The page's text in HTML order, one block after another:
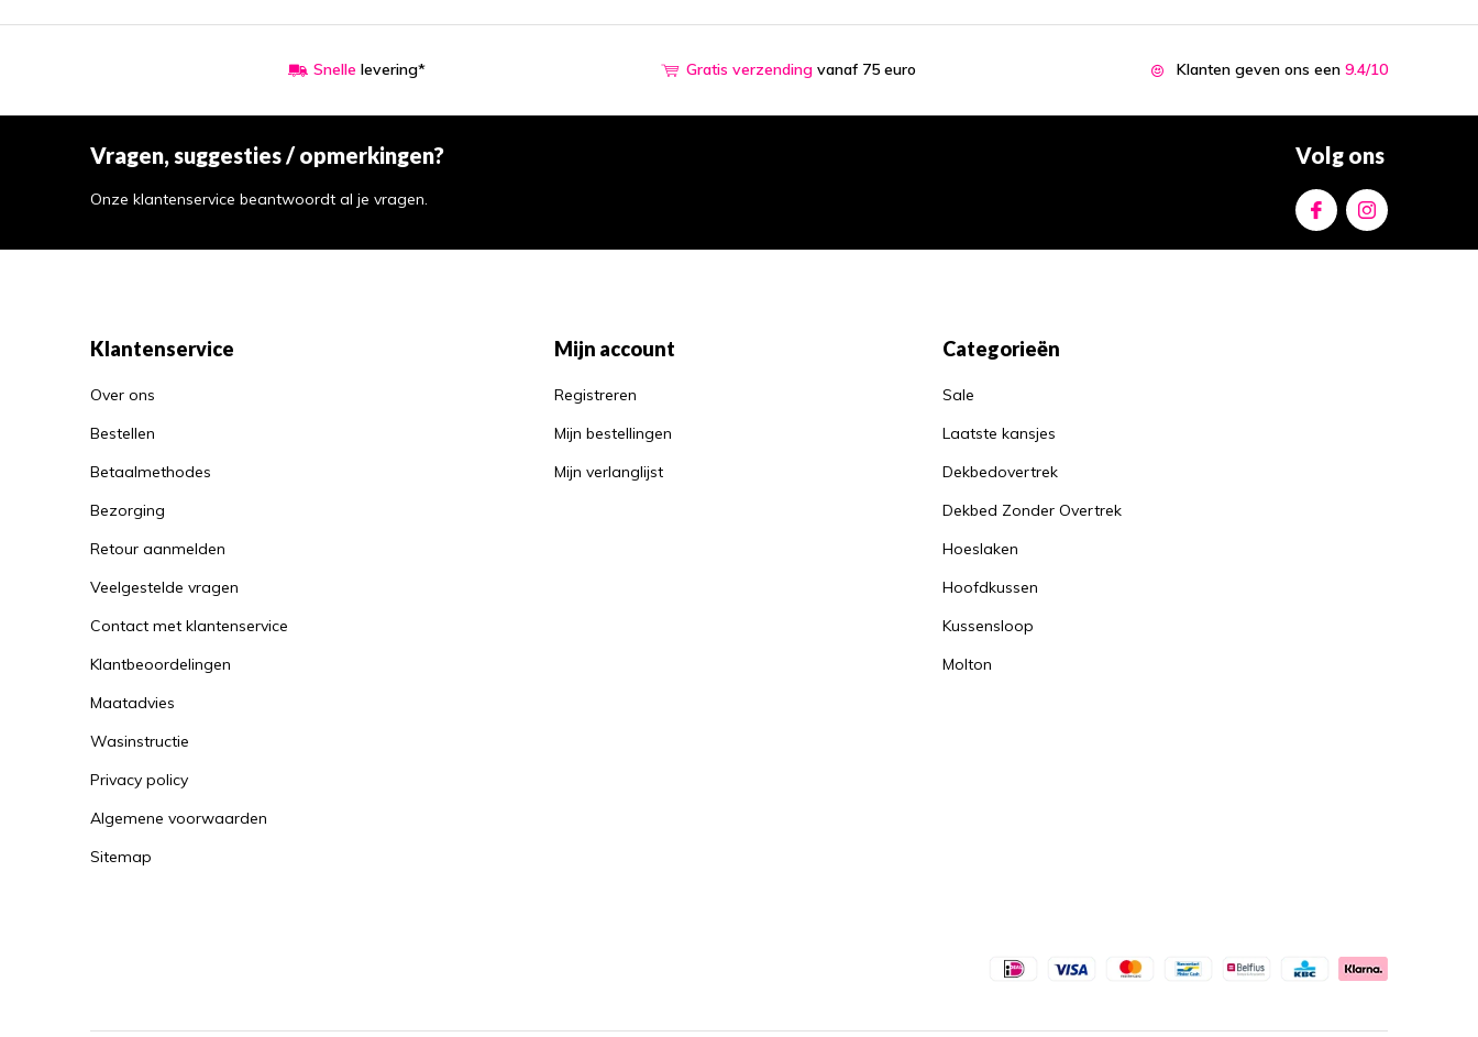
kan helpen bij het
nekklachten
Waarom je altijd een
matrasbeschermer
moet gebruiken: de
voordelen op een
Snelle levering* Gratis verzending vanaf 75 euro Klanten geven ons een 9.4/10
Vragen, suggesties / opmerkingen?
Onze klantenservice beantwoordt al je vragen.
Volg ons
Klantenservice
Over ons
Bestellen
Betaalmethodes
Bezorging
Retour aanmelden
Veelgestelde vragen
Contact met klantenservice
Klantbeoordelingen
Maatadvies
Wasinstructie
Privacy policy
Algemene voorwaarden
Sitemap
Mijn account
Registreren
Mijn bestellingen
Mijn verlanglijst
Categorieën
Sale
Laatste kansjes
Dekbedovertrek
Dekbed Zonder Overtrek
Hoeslaken
Hoofdkussen
Kussensloop
Molton